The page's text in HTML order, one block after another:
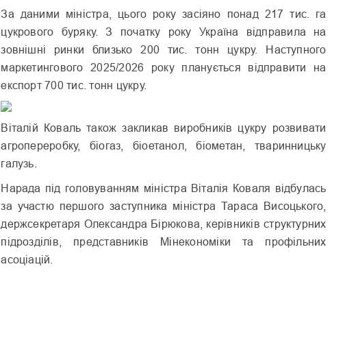
За даними міністра, цього року засіяно понад 217 тис. га
цукрового буряку. З початку року Україна відправила на
зовнішні ринки близько 200 тис. тонн цукру. Наступного
маркетингового 2025/2026 року планується відправити на
експорт 700 тис. тонн цукру.
Віталій Коваль також закликав виробників цукру розвивати
агропереробку, біогаз, біоетанол, біометан, тваринницьку
галузь.
Нарада під головуванням міністра Віталія Коваля відбулась
за участю першого заступника міністра Тараса Висоцького,
держсекретаря Олександра Бірюкова, керівників структурних
підрозділів, представників Мінекономіки та профільних
асоціацій.